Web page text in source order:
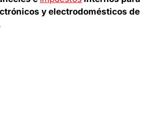
y electrodomésticos de